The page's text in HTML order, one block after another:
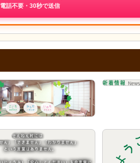
電話不要・30秒で送信